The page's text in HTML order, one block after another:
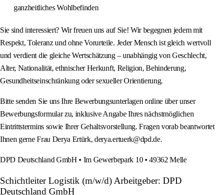
ganzheitliches Wohlbefinden
Sie sind interessiert? Wir freuen uns auf Sie! Wir begegnen jedem mit
Respekt, Toleranz und ohne Vorurteile. Jeder Mensch ist gleich wertvoll
und verdient die gleiche Wertschätzung – unabhängig von Geschlecht,
Alter, Nationalität, ethnischer Herkunft, Religion, Behinderung,
Gesundheitseinschränkung oder sexueller Orientierung.
Bitte senden Sie uns Ihre Bewerbungsunterlagen online über unser
Bewerbungsformular zu, inklusive Angabe Ihres nächstmöglichen
Eintrittstermins sowie Ihrer Gehaltsvorstellung. Fragen vorab beantwortet
Ihnen gerne Frau Derya Ertürk, derya.ertuerk@dpd.de.
DPD Deutschland GmbH • Im Gewerbepark 10 • 49362 Melle
Schichtleiter Logistik (m/w/d) Arbeitgeber: DPD
Deutschland GmbH